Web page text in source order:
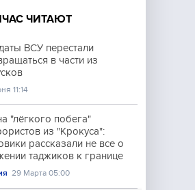
ЧИТАЮТ
ВСУ перестали
в части из
11:14
"лёгкого побега"
из "Крокуса":
рассказали не все о
таджиков к границе
29 Марта 05:00